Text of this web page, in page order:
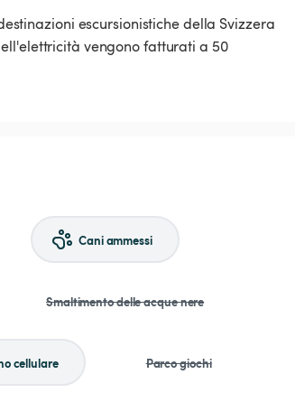
escursionistiche della Svizzera
vengono fatturati a 50
Cani ammessi
Smaltimento delle acque nere
cellulare Parco giochi